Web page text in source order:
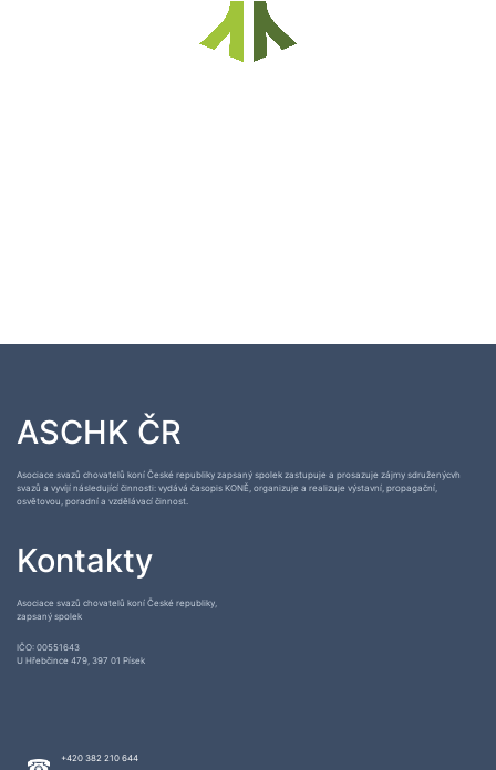
ASCHK ČR
Asociace svazů chovatelů koní České republiky zapsaný spolek zastupuje a prosazuje zájmy sdruženýcvh
svazů a vyvíjí následující činnosti: vydává časopis KONĚ, organizuje a realizuje výstavní, propagační,
osvětovou, poradní a vzdělávací činnost.
Kontakty
Asociace svazů chovatelů koní České republiky,
zapsaný spolek
IČO: 00551643
U Hřebčince 479, 397 01 Písek
+420 382 210 644